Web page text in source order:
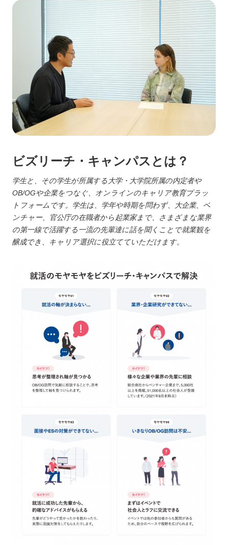
ビズリーチ・キャンパスとは？
学生と、その学生が所属する大学・大学院所属の内定者や
OB/OGや企業をつなぐ、オンラインのキャリア教育プラッ
トフォームです。学生は、学年や時期を問わず、大企業、ベ
ンチャー、官公庁の在職者から起業家まで、さまざまな業界
の第一線で活躍する一流の先輩達に話を聞くことで就業観を
醸成でき、キャリア選択に役立てていただけます。